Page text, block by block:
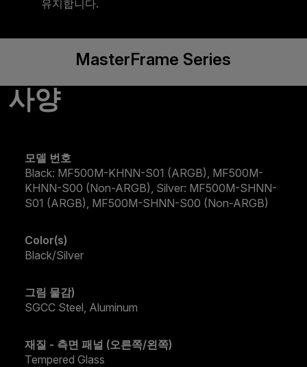
유지합니다.
MasterFrame Series
사양
모델 번호
Black: MF500M-KHNN-S01 (ARGB), MF500M-
KHNN-S00 (Non-ARGB), Silver: MF500M-SHNN-
S01 (ARGB), MF500M-SHNN-S00 (Non-ARGB)
Color(s)
Black/Silver
그림 물감)
SGCC Steel, Aluminum
재질 - 측면 패널 (오른쪽/왼쪽)
Tempered Glass